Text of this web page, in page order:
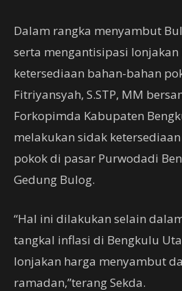
Dalam rangka menyambut
serta mengantisipasi
ketersediaan bahan-bahan
Fitriyansyah, S.STP, MM
Forkopimda Kabupaten
melakukan sidak
pokok di pasar Purwodadi
Gedung Bulog.
“Hal ini dilakukan selain
tangkal inflasi di Bengkulu
lonjakan harga menyambut
ramadan,”terang Sekda.